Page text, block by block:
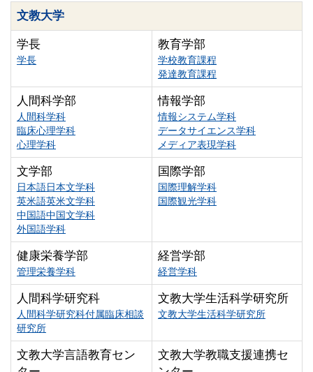
文教大学
学長
学長
教育学部
学校教育課程
発達教育課程
人間科学部
人間科学科
臨床心理学科
心理学科
情報学部
情報システム学科
データサイエンス学科
メディア表現学科
文学部
日本語日本文学科
英米語英米文学科
中国語中国文学科
外国語学科
国際学部
国際理解学科
国際観光学科
健康栄養学部
管理栄養学科
経営学部
経営学科
人間科学研究科
人間科学研究科付属臨床相談
研究所
文教大学生活科学研究所
文教大学生活科学研究所
文教大学言語教育セン
文教大学教職支援連携セ